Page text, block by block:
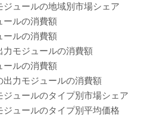
ジュールの地域別市場シェア
ールの消費額
ールの消費額
力モジュールの消費額
ールの消費額
出力モジュールの消費額
ジュールのタイプ別市場シェア
ジュールのタイプ別平均価格